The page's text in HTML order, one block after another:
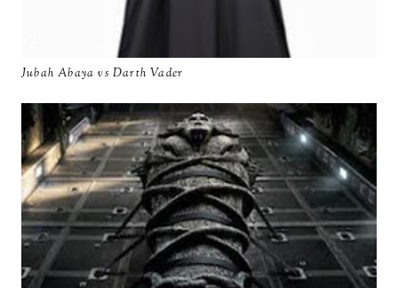
Jubah Abaya vs Darth Vader